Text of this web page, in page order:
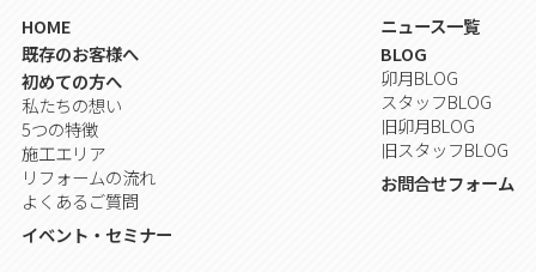
HOME
既存のお客様へ
初めての方へ
私たちの想い
5つの特徴
施工エリア
リフォームの流れ
よくあるご質問
イベント・セミナー
ニュース一覧
BLOG
卯月BLOG
スタッフBLOG
旧卯月BLOG
旧スタッフBLOG
お問合せフォーム